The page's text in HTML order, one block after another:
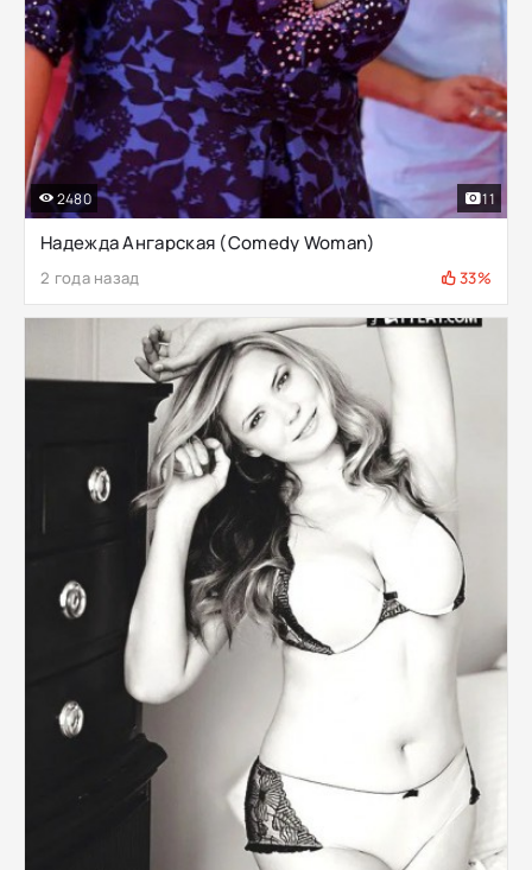
Надежда Ангарская (Comedy Woman)
2 года назад 33%
2480 11